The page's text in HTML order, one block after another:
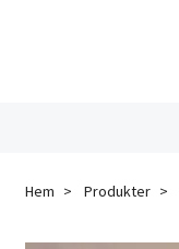
Hem Produkter